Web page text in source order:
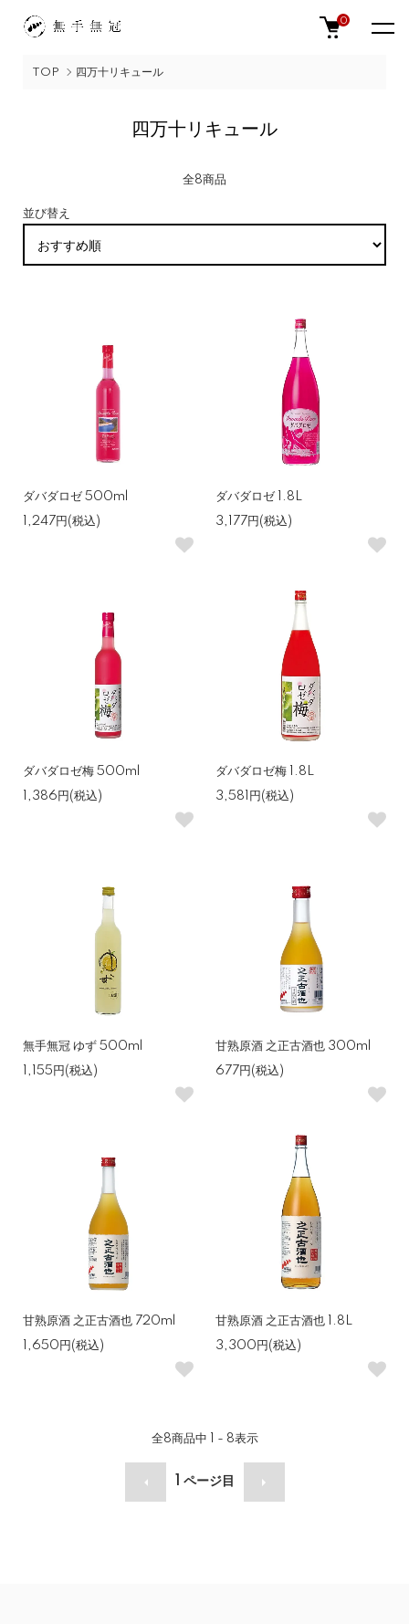
0
TOP 四万十リキュール
四万十リキュール
全8商品
並び替え
ダバダロゼ 500ml
1,247円(税込)
ダバダロゼ 1.8L
3,177円(税込)
ダバダロゼ梅 500ml
1,386円(税込)
ダバダロゼ梅 1.8L
3,581円(税込)
無手無冠 ゆず 500ml
1,155円(税込)
甘熟原酒 之正古酒也 300ml
677円(税込)
甘熟原酒 之正古酒也 720ml
1,650円(税込)
甘熟原酒 之正古酒也 1.8L
3,300円(税込)
全8商品中 1 - 8表示
ページ目